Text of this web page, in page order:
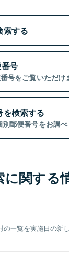
索する
号
号をご覧いただけ
を検索する
郵便番号をお調べ
に関する
の一覧を実施日の新